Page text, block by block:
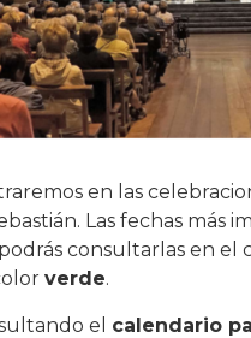
en las
Las fechas
consultarlas en el
verde.
el calendario